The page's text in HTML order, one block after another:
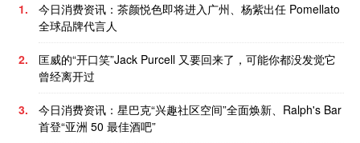
1.
今日消费资讯：茶颜悦色即将进入广州、杨紫出任 Pomellato
全球品牌代言人
2.
匡威的“开口笑”Jack Purcell 又要回来了，可能你都没发觉它
曾经离开过
3.
今日消费资讯：星巴克“兴趣社区空间”全面焕新、Ralph's Bar
首登“亚洲 50 最佳酒吧”